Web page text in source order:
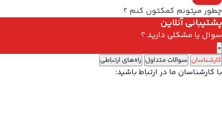
چطور میتونم کمکتون کنم ؟
پشتیبانی آنلاین
سوال یا مشکلی دارید ؟
×
کارشناسان سوالات متداول راه‌های ارتباطی
با کارشناسان ما در ارتباط باشید: